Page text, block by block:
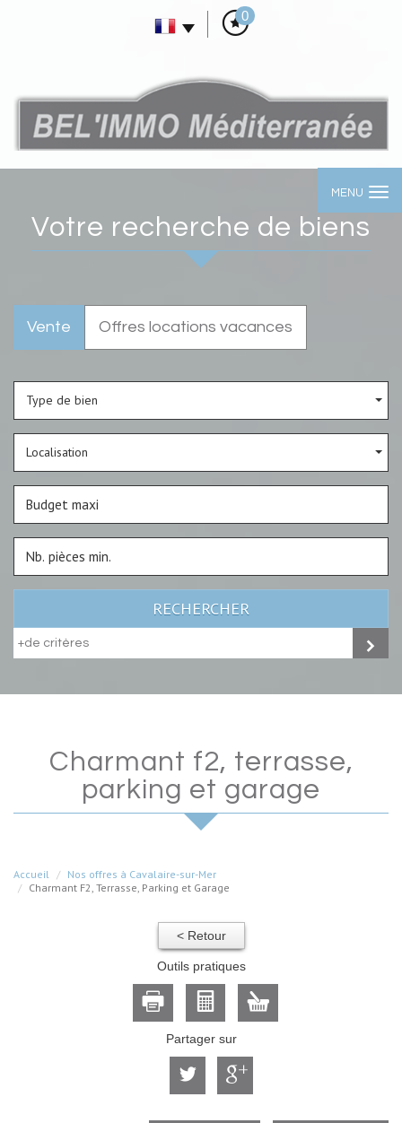
0
MENU
votre recherche de biens
Vente Offres locations vacances
Type de bien
Localisation
RECHERCHER
+de critères
charmant f2, terrasse,
parking et garage
Accueil
Nos offres à Cavalaire-sur-Mer
Charmant F2, Terrasse, Parking et Garage
< Retour
Outils pratiques
Partager sur